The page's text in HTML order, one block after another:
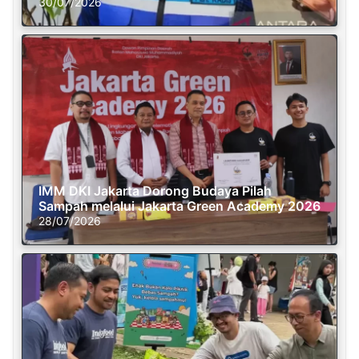
IMM DKI Jakarta Dorong Budaya Pilah
Sampah melalui Jakarta Green Academy 2026
28/07/2026